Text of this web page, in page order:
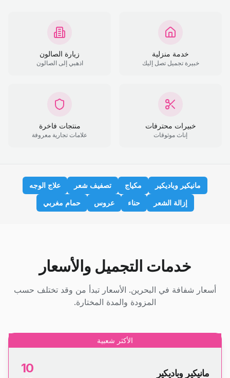
خدمة منزلية
خبيرة تجميل تصل إليك
زيارة الصالون
اذهبي إلى الصالون
خبيرات محترفات
إناث موثوقات
منتجات فاخرة
علامات تجارية معروفة
مانيكير وباديكير مكياج تصفيف شعر
علاج الوجه
إزالة الشعر
حناء عروس حمام مغربي
خدمات التجميل والأسعار
أسعار شفافة في البحرين. الأسعار تبدأ من وقد تختلف حسب
المزودة والمدة المختارة.
الأكثر شعبية
مانيكير وباديكير 10